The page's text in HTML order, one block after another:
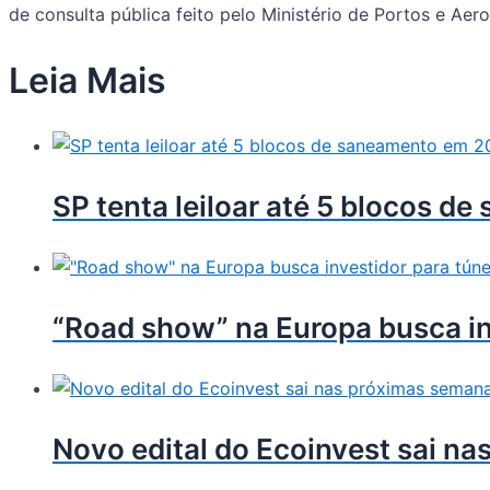
de consulta pública feito pelo Ministério de Portos e
Leia Mais
SP tenta leiloar até 5 blocos
“Road show” na Europa
Novo edital do Ecoinvest sai